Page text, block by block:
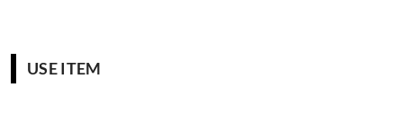
USE ITEM